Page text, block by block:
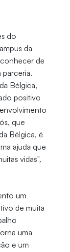
do
da
de
Bélgica,
positivo
que
Bélgica, é
ajuda que
vidas",
um
de muita
uma
e um